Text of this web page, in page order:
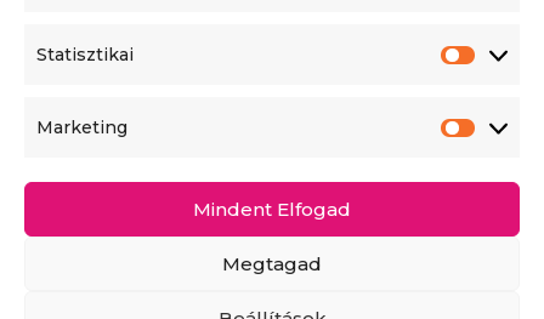
Statisztikai
Marketing
Mindent Elfogad
Megtagad
Adatkezelési tájékoztató
Kapcsolat
esetleges hibás adatokért az Üzemeltető minden
felelősségét kizárja. A weboldalon szereplő minden
Orbanbag.hu © 2020. Minden jog fenntartva. Orbán és